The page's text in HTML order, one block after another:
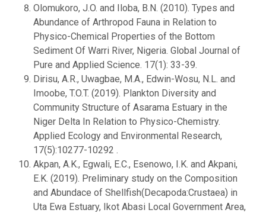
Olomukoro, J.O. and Iloba, B.N. (2010). Types and
Abundance of Arthropod Fauna in Relation to
Physico-Chemical Properties of the Bottom
Sediment Of Warri River, Nigeria. Global Journal of
Pure and Applied Science. 17(1): 33-39.
Dirisu, A.R., Uwagbae, M.A., Edwin-Wosu, N.L. and
Imoobe, T.O.T. (2019). Plankton Diversity and
Community Structure of Asarama Estuary in the
Niger Delta In Relation to Physico-Chemistry.
Applied Ecology and Environmental Research,
17(5):10277-10292 .
Akpan, A.K., Egwali, E.C., Esenowo, I.K. and Akpani,
E.K. (2019). Preliminary study on the Composition
and Abundace of Shellfish(Decapoda:Crustaea) in
Uta Ewa Estuary, Ikot Abasi Local Government Area,